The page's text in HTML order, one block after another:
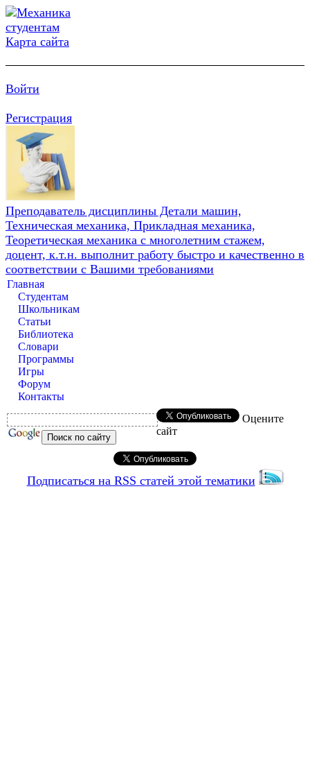
Карта сайта
Войти
Регистрация
Преподаватель дисциплины Детали машин,
Техническая механика, Прикладная механика,
Теоретическая механика с многолетним стажем,
доцент, к.т.н. выполнит работу быстро и качественно в
соответствии с Вашими требованиями
Главная
Студентам
Школьникам
Статьи
Библиотека
Словари
Программы
Игры
Форум
Контакты
Оцените
сайт
Подписаться на RSS статей этой тематики